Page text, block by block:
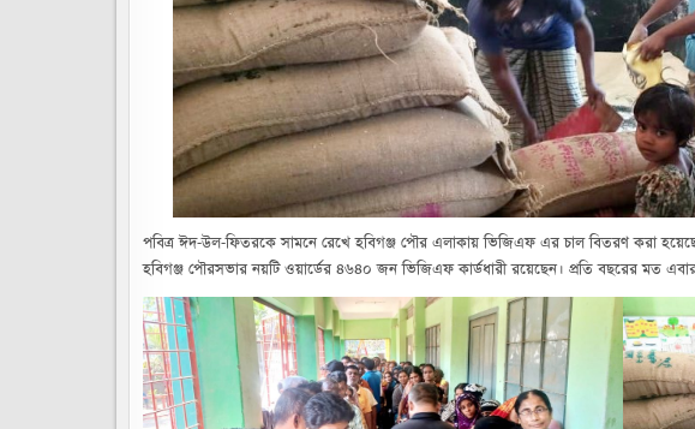
পবিত্র ঈদ-উল-ফিতরকে সামনে রেখে হবিগঞ্জ পৌর এলাকায় ভিজিএফ এর চাল বিতরণ করা
হবিগঞ্জ পৌরসভার নয়টি ওয়ার্ডের ৪৬৪০ জন ভিজিএফ কার্ডধারী রয়েছেন। প্রতি বছরের মত